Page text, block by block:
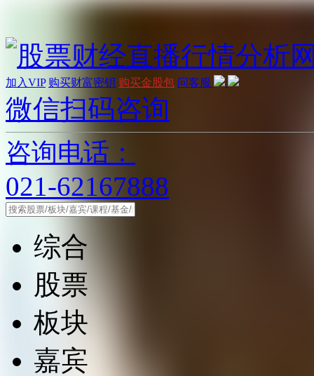
加入VIP 购买财富密钥 购买金股包 问客服
微信扫码咨询
咨询电话：
021-62167888
综合
股票
板块
嘉宾